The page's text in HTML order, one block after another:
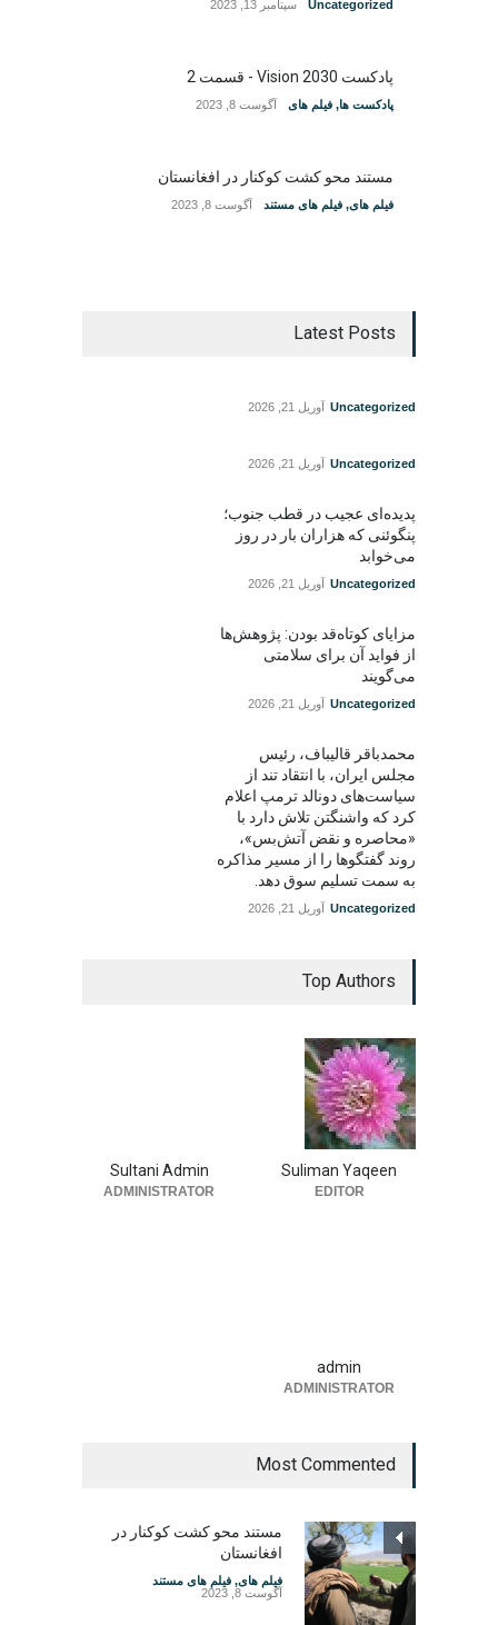
Uncategorized سپتامبر 13, 2023
پادکست Vision 2030 - قسمت 2
پادکست ها, فیلم های آگوست 8, 2023
مستند محو کشت کوکنار در افغانستان
فیلم های, فیلم های مستند آگوست 8, 2023
Latest Posts
Uncategorized آوریل 21, 2026
Uncategorized آوریل 21, 2026
پدیده‌ای عجیب در قطب جنوب؛
پنگوئنی که هزاران بار در روز
می‌خوابد
Uncategorized آوریل 21, 2026
مزایای کوتاه‌قد بودن: پژوهش‌ها
از فواید آن برای سلامتی
می‌گویند
Uncategorized آوریل 21, 2026
محمدباقر قالیباف، رئیس
مجلس ایران، با انتقاد تند از
سیاست‌های دونالد ترمپ اعلام
کرد که واشنگتن تلاش دارد با
«محاصره و نقض آتش‌بس»،
روند گفتگوها را از مسیر مذاکره
به سمت تسلیم سوق دهد.
Uncategorized آوریل 21, 2026
Top Authors
Suliman Yaqeen
EDITOR
Sultani Admin
ADMINISTRATOR
admin
ADMINISTRATOR
Most Commented
مستند محو کشت کوکنار در
افغانستان
فیلم های, فیلم های مستند
آگوست 8, 2023